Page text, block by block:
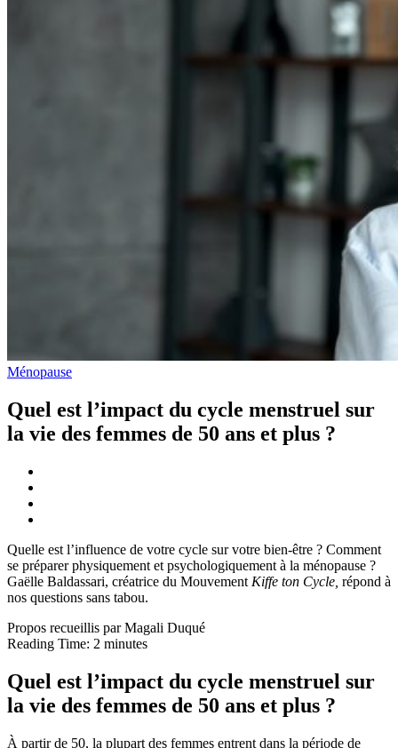
Ménopause
Quel est l’impact du cycle menstruel sur
la vie des femmes de 50 ans et plus ?
Quelle est l’influence de votre cycle sur votre bien-être ? Comment
se préparer physiquement et psychologiquement à la ménopause ?
Gaëlle Baldassari, créatrice du Mouvement Kiffe ton Cycle, répond à
nos questions sans tabou.
Propos recueillis par Magali Duqué
Reading Time: 2 minutes
Quel est l’impact du cycle menstruel sur
la vie des femmes de 50 ans et plus ?
À partir de 50, la plupart des femmes entrent dans la période de